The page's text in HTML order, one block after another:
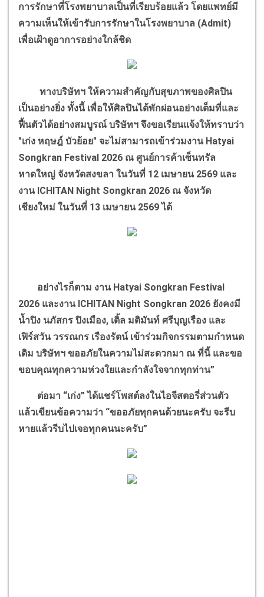
การรักษาที่โรงพยาบาลเป็นที่เรียบร้อยแล้ว โดยแพทย์มี
ความเห็นให้เข้ารับการรักษาในโรงพยาบาล (Admit)
เพื่อเฝ้าดูอาการอย่างใกล้ชิด
ทางบริษัทฯ ให้ความสำคัญกับสุขภาพของศิลปิน
เป็นอย่างยิ่ง ทั้งนี้ เพื่อให้ศิลปินได้พักผ่อนอย่างเต็มที่และ
ฟื้นตัวได้อย่างสมบูรณ์ บริษัทฯ จึงขอเรียนแจ้งให้ทราบว่า
"เก่ง หฤษฎ์ บัวย้อย" จะไม่สามารถเข้าร่วมงาน Hatyai
Songkran Festival 2026 ณ ศูนย์การค้าเซ็นทรัล
หาดใหญ่ จังหวัดสงขลา ในวันที่ 12 เมษายน 2569 และ
งาน ICHITAN Night Songkran 2026 ณ จังหวัด
เชียงใหม่ ในวันที่ 13 เมษายน 2569 ได้
อย่างไรก็ตาม งาน Hatyai Songkran Festival
2026 และงาน ICHITAN Night Songkran 2026 ยังคงมี
น้ำปิง นภัสกร ปิงเมือง, เติ้ล มติมันท์ ศรีบุญเรือง และ
เฟิร์สวัน วรรณกร เรืองรัตน์ เข้าร่วมกิจกรรมตามกำหนด
เดิม บริษัทฯ ขออภัยในความไม่สะดวกมา ณ ที่นี้ และขอ
ขอบคุณทุกความห่วงใยและกำลังใจจากทุกท่าน”
ต่อมา “เก่ง” ได้แชร์โพสต์ลงในไอจีสตอรี่ส่วนตัว
แล้วเขียนข้อความว่า “ขออภัยทุกคนด้วยนะครับ จะรีบ
หายแล้วรีบไปเจอทุกคนนะครับ”